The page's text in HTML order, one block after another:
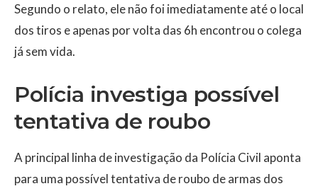
Segundo o relato, ele não foi imediatamente até o local
dos tiros e apenas por volta das 6h encontrou o colega
já sem vida.
Polícia investiga possível
tentativa de roubo
A principal linha de investigação da Polícia Civil aponta
para uma possível tentativa de roubo de armas dos